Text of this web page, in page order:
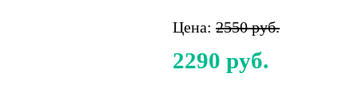
Цена: 2550 руб.
2290 руб.